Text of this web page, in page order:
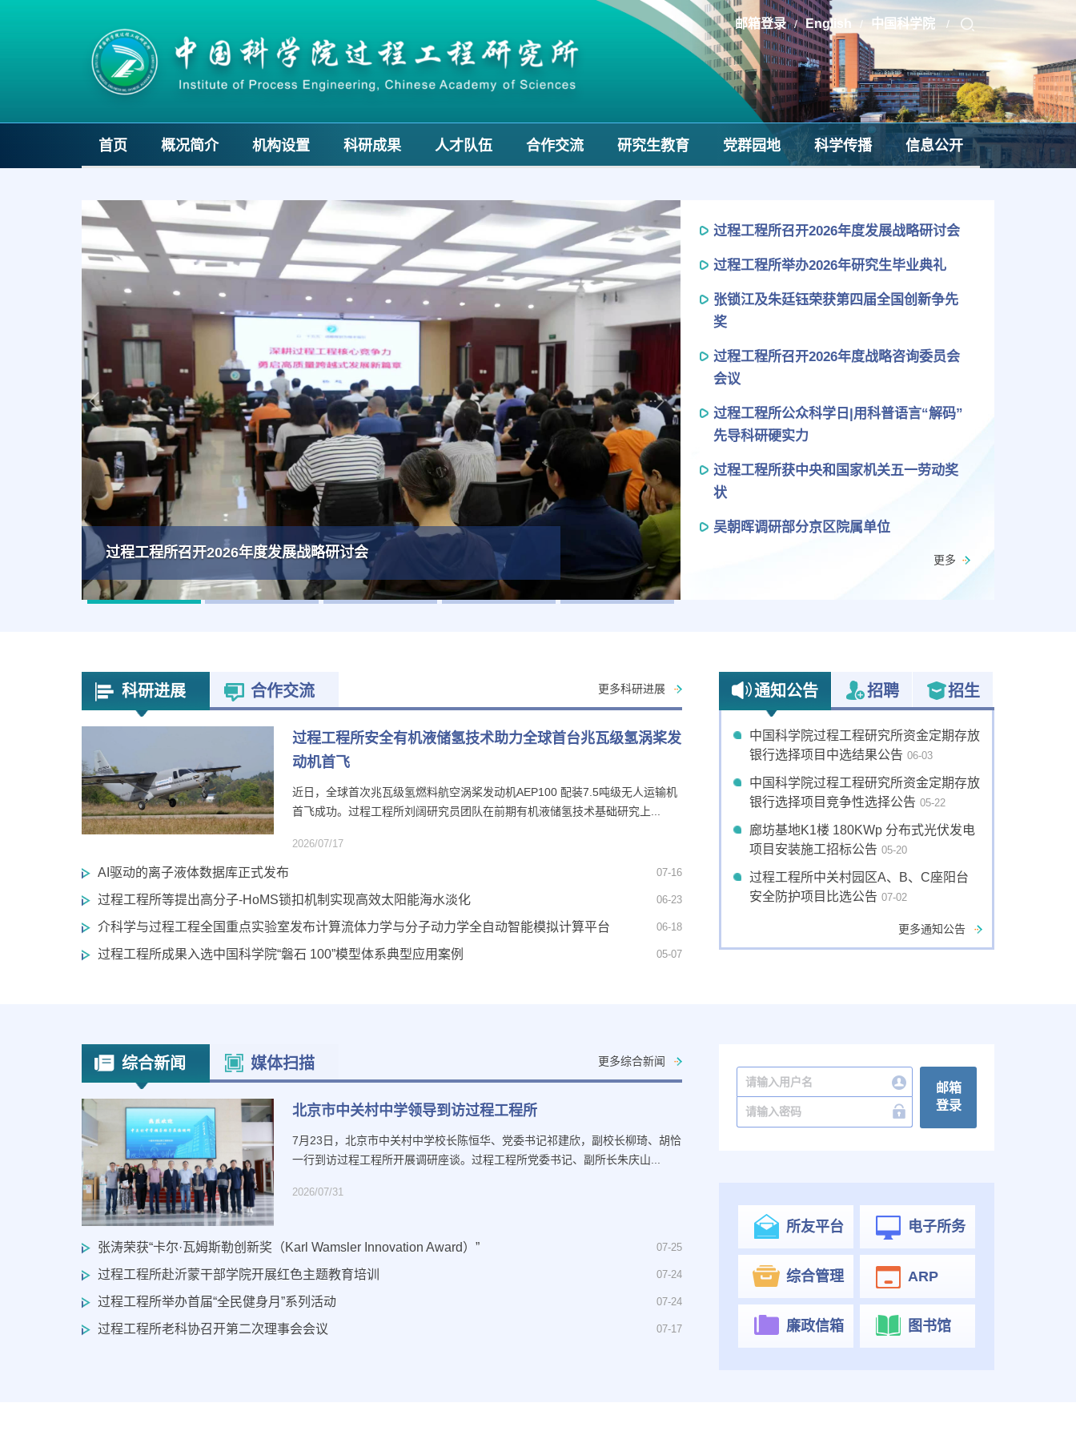
邮箱登录 / English / 中国科学院 /
首页 概况简介 机构设置 科研成果 人才队伍 合作交流 研究生教育 党群园地 科学传播 信息公开
过程工程所召开2026年度发展战略研讨会
Previous Next
过程工程所召开2026年度发展战略研讨会
过程工程所举办2026年研究生毕业典礼
张锁江及朱廷钰荣获第四届全国创新争先
奖
过程工程所召开2026年度战略咨询委员会
会议
过程工程所公众科学日|用科普语言“解码”
先导科研硬实力
过程工程所获中央和国家机关五一劳动奖
状
吴朝晖调研部分京区院属单位
更多
科研进展 合作交流 更多科研进展
过程工程所安全有机液储氢技术助力全球首台兆瓦级氢涡桨发
动机首飞
近日，全球首次兆瓦级氢燃料航空涡桨发动机AEP100 配装7.5吨级无人运输机
首飞成功。过程工程所刘阔研究员团队在前期有机液储氢技术基础研究上...
2026/07/17
AI驱动的离子液体数据库正式发布 07-16
过程工程所等提出高分子-HoMS锁扣机制实现高效太阳能海水淡化 06-23
介科学与过程工程全国重点实验室发布计算流体力学与分子动力学全自动智能模拟计算平台 06-18
过程工程所成果入选中国科学院“磐石 100”模型体系典型应用案例 05-07
通知公告 招聘 招生
更多通知公告
中国科学院过程工程研究所资金定期存放
银行选择项目中选结果公告 06-03
中国科学院过程工程研究所资金定期存放
银行选择项目竞争性选择公告 05-22
廊坊基地K1楼 180KWp 分布式光伏发电
项目安装施工招标公告 05-20
过程工程所中关村园区A、B、C座阳台
安全防护项目比选公告 07-02
综合新闻 媒体扫描 更多综合新闻
北京市中关村中学领导到访过程工程所
7月23日，北京市中关村中学校长陈恒华、党委书记祁建欣，副校长柳琦、胡恰
一行到访过程工程所开展调研座谈。过程工程所党委书记、副所长朱庆山...
2026/07/31
张涛荣获“卡尔·瓦姆斯勒创新奖（Karl Wamsler Innovation Award）” 07-25
过程工程所赴沂蒙干部学院开展红色主题教育培训 07-24
过程工程所举办首届“全民健身月”系列活动 07-24
过程工程所老科协召开第二次理事会会议 07-17
邮箱
登录
所友平台 电子所务
综合管理 ARP
廉政信箱 图书馆